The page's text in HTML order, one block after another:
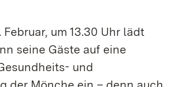
Februar, um 13.30 Uhr lädt
seine Gäste auf eine
und